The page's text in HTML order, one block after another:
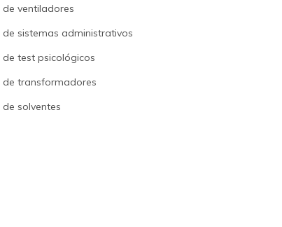
de ventiladores
de sistemas administrativos
de test psicológicos
de transformadores
solventes